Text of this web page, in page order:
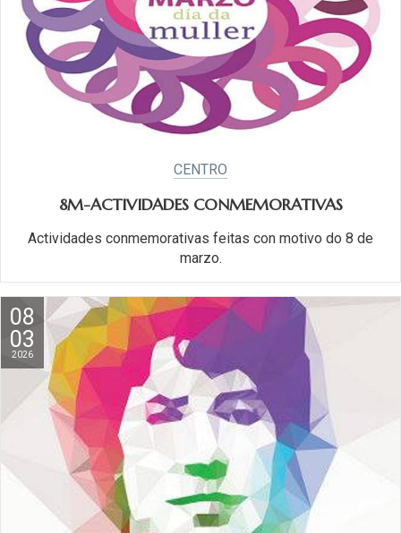
CENTRO
8M-ACTIVIDADES CONMEMORATIVAS
Actividades conmemorativas feitas con motivo do 8 de
marzo.
08
03
2026